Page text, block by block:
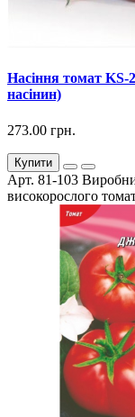
Насіння томат KS-
насінин)
273.00 грн.
Купити
Арт. 81-103
високорослого